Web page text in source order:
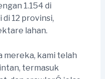
1.154 di
12 provinsi,
lahan.
mereka, kami telah
termasuk